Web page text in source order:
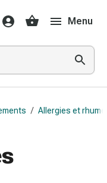
Menu
/ Allergies et